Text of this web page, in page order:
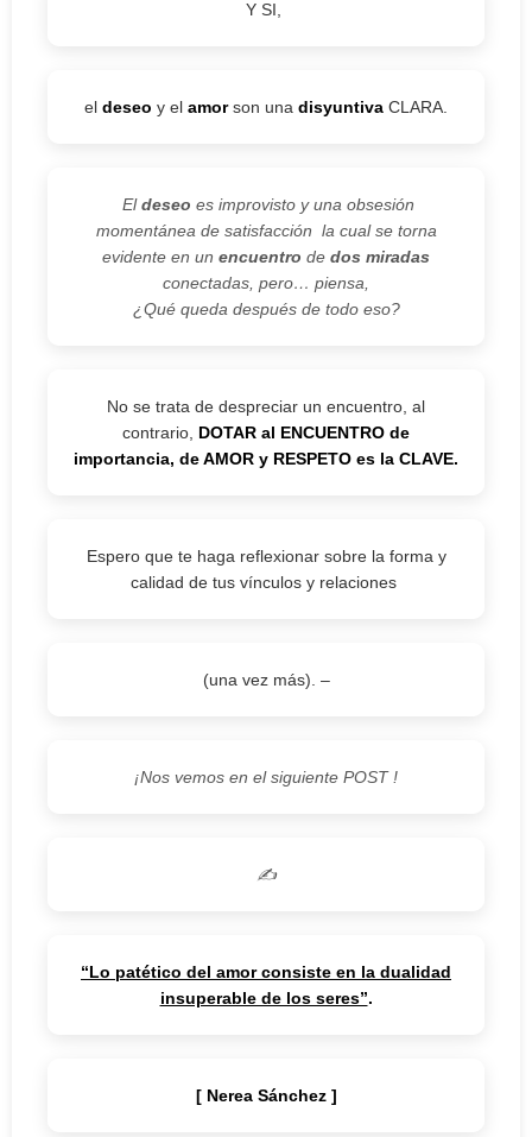
Y SI,
el deseo y el amorson una disyuntiva CLARA.
Eldeseo es improvisto y una obsesión
momentánea de satisfacción la cual se torna
evidente en un encuentro de dos miradas
conectadas, pero… piensa,
¿Qué queda después de todo eso?
No se trata de despreciar un encuentro, al
contrario, DOTAR al ENCUENTRO de
importancia, de AMOR y RESPETO es la CLAVE.
Espero que te haga reflexionar sobre la forma y
calidad de tus vínculos y relaciones
(una vez más). –
¡Nos vemos en el siguiente POST !
✍️
“Lo patético del amor consiste en la dualidad
insuperable de los seres”.
[ Nerea Sánchez ]